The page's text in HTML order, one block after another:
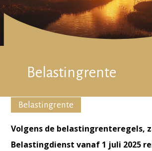
Belastingrente
Belastingrente
Volgens de belastingrenteregels,
Belastingdienst vanaf 1 juli 2025